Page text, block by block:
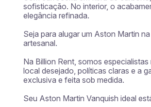
sofisticação. No interior, o
elegância refinada.
Seja para alugar um Aston Martin
artesanal.
Na Billion Rent, somos
local desejado, políticas claras e a
exclusiva e feita sob medida.
Seu Aston Martin Vanquish ideal